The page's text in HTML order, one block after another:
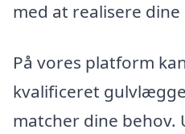
med at realisere dine
På vores platform
kvalificeret
matcher dine behov.